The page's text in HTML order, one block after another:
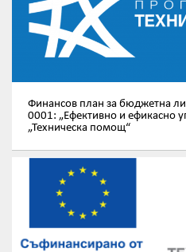
Финансов план за бюджетна
0001: „Ефективно и ефикасно
„Техническа помощ“